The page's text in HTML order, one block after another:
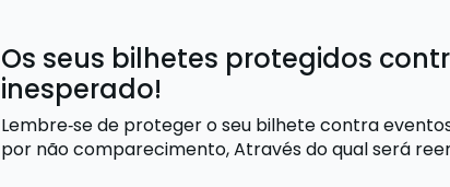
Os seus bilhetes protegidos
inesperado!
Lembre‑se de proteger o seu bilhete contra
por não comparecimento,Através do qual será